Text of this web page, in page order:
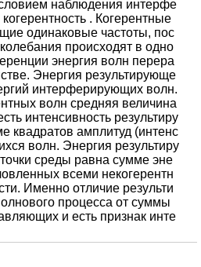
наблюдения интерфе
. Когерентные
одинаковые частоты, пос
происходят в одно
энергия волн перера
Энергия результирующе
интерферирующих волн.
волн средняя величина
интенсивность результиру
квадратов амплитуд (интенс
волн. Энергия результиру
среды равна сумме эне
всеми некогерентн
Именно отличие результи
процесса от суммы
и есть признак инте